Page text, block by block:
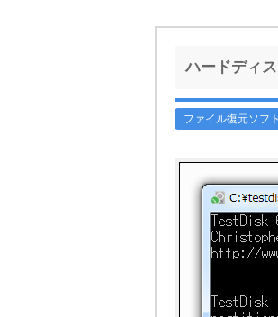
ハードディ
ファイル復元ソフト